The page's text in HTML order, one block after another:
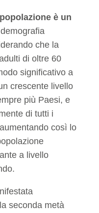
è un
che la
di oltre 60
significativo a
crescente livello
più Paesi, e
di tutti i
così lo
a livello
seconda metà